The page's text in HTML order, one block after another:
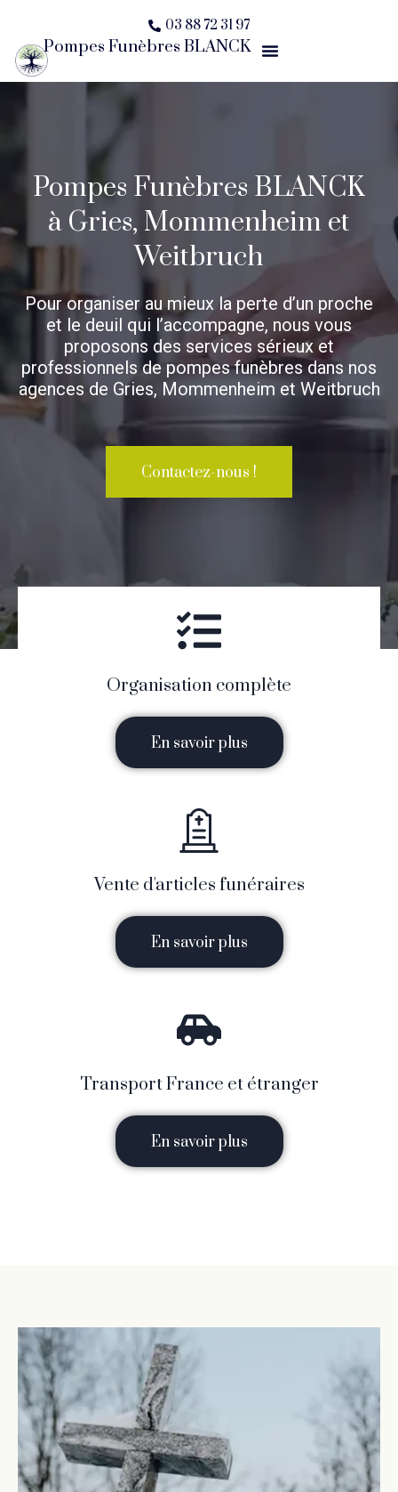
contenu
03 88 72 31 97
Pompes Funèbres BLANCK Menu
Pompes Funèbres BLANCK
à Gries, Mommenheim et
Weitbruch
Pour organiser au mieux la perte d’un proche
et le deuil qui l’accompagne, nous vous
proposons des services sérieux et
professionnels de pompes funèbres dans nos
agences de Gries, Mommenheim et Weitbruch
Contactez-nous !
Organisation complète
En savoir plus
Vente d'articles funéraires
En savoir plus
Transport France et étranger
En savoir plus